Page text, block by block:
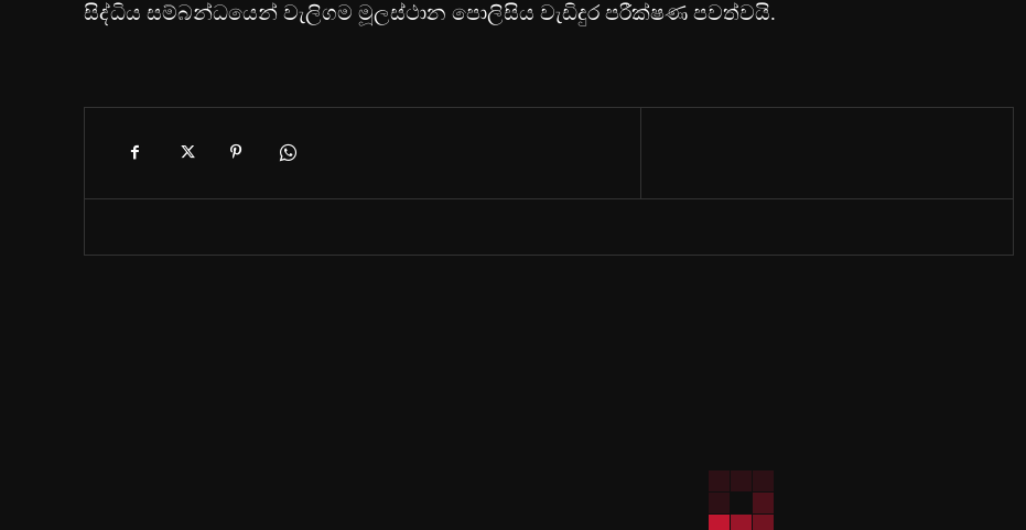
සිද්ධිය සම්බන්ධයෙන් වැලිගම මූලස්ථාන පොලිසිය වැඩිදුර පරීක්ෂණ පවත්වයි.